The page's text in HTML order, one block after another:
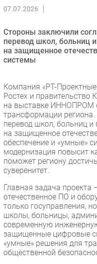
Интеграция
Маркетинг
Торговые сети
Оборудование
Outsourcing
Кадры
Регулирование
Финансы
Web
Безопасность
Инновации
CIO/Управление ИТ
Гаджеты
Здоровье
РАЗДЕЛЫ
07.07.2026
Стороны заключили
перевод школ, больниц
на защищенное
системы
Компания «РТ-Проектные
Ростех и правительство
на выставке ИННОПРОМ
трансформации
перевод школ, больниц и
на защищенное
обеспечение и «умные»
модернизация повысит
поможет региону
суверенитет.
Главная задача проекта
отечественное ПО и
только госуправления,
школы, больницы,
современную
защищенные цифровые
«умные» решения для
общественной